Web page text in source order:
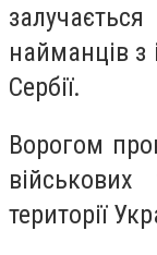
найманців з
Сербії.
Ворогом
території